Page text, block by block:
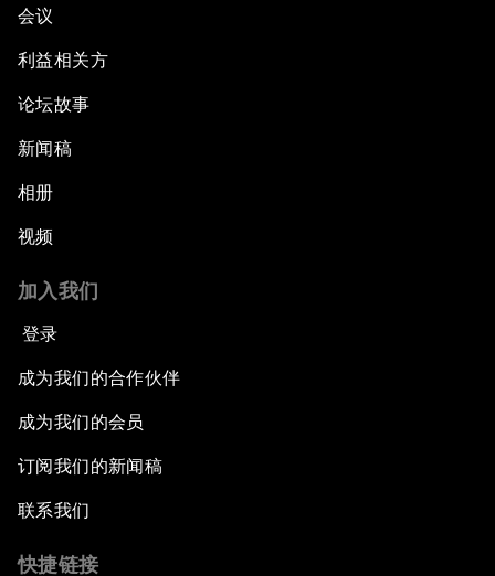
会议
利益相关方
论坛故事
新闻稿
相册
视频
加入我们
登录
成为我们的合作伙伴
成为我们的会员
订阅我们的新闻稿
联系我们
快捷链接